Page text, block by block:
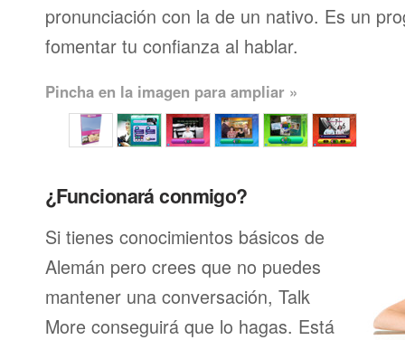
pronunciación con la de un nativo. Es un
fomentar tu confianza al hablar.
Pincha en la imagen para ampliar »
¿Funcionará conmigo?
Si tienes conocimientos básicos de
Alemán pero crees que no puedes
mantener una conversación, Talk
More conseguirá que lo hagas. Está